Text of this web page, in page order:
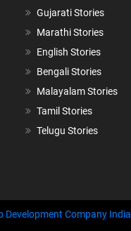
Gujarati Stories
Marathi Stories
English Stories
Bengali Stories
Malayalam Stories
Tamil Stories
Telugu Stories
Development Company India